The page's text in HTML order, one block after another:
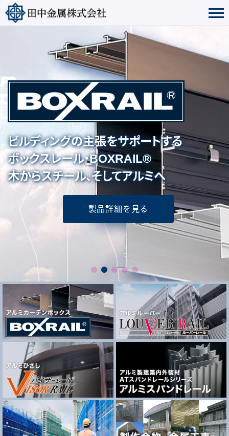
ビルディングの主張をサポートする
ボックスレール・BOXRAIL®
木からスチール、そしてアルミへ
製品詳細を見る